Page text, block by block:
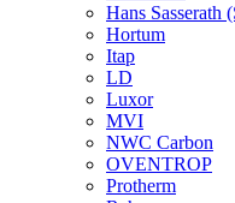
Hans Sasserath
Hortum
Itap
LD
Luxor
MVI
NWC Carbon
OVENTROP
Protherm